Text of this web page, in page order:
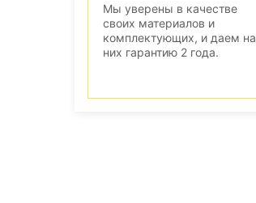
Мы уверены в качестве
своих материалов и
комплектующих, и даем на
них гарантию 2 года.